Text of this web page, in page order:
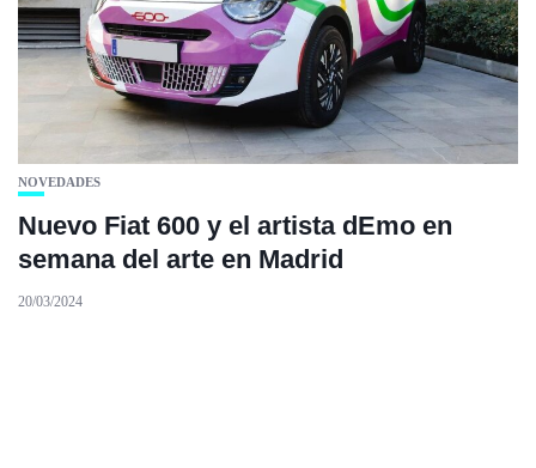
NOVEDADES
Nuevo Fiat 600 y el artista dEmo en
semana del arte en Madrid
20/03/2024